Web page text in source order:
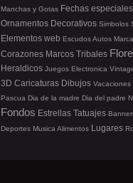
Manchas y Gotas Fechas especiales
Ornamentos Decorativos Simbolos
Elementos web EscudosAutos
Corazones Marcos Tribales
Heraldicos Juegos Electronica
3D Caricaturas Dibujos Vacaciones
Pascua Dia de la madre Dia del padre
Fondos Estrellas Tatuajes
Deportes Musica Alimentos Lugares